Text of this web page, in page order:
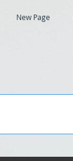
New Page